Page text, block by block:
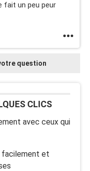
fait un peu peur
question
CLICS
avec ceux qui
facilement et